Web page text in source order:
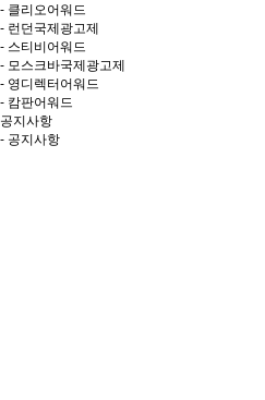
- 클리오어워드
- 런던국제광고제
- 스티비어워드
- 모스크바국제광고제
- 영디렉터어워드
- 캄판어워드
공지사항
- 공지사항